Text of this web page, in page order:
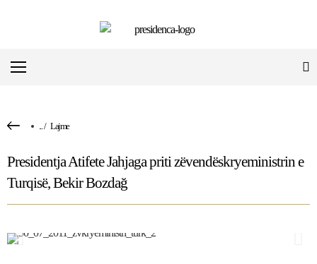
.../ Lajme
Presidentja Atifete Jahjaga priti zëvendëskryeministrin e
Turqisë, Bekir Bozdağ